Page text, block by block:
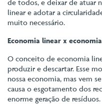
de todos, e deixar de atuar
linear e adotar a
muito necessário.
Economia linear x
O conceito de economia
produzir e descartar. Esse
nossa economia, mas vem
causa o esgotamento dos
enorme geração de resíduos.